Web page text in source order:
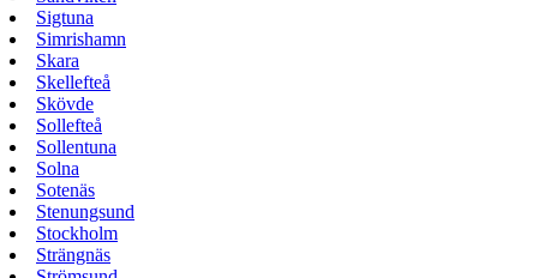
Sigtuna
Simrishamn
Skara
Skellefteå
Skövde
Sollefteå
Sollentuna
Solna
Sotenäs
Stenungsund
Stockholm
Strängnäs